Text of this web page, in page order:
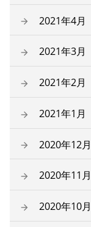
2021年4月
2021年3月
2021年2月
2021年1月
2020年12月
2020年11月
2020年10月